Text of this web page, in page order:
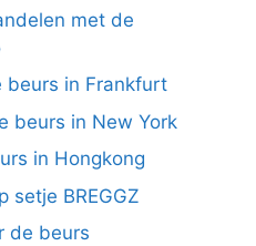
met de
beurs in Frankfurt
beurs in New York
in Hongkong
setje BREGGZ
de beurs